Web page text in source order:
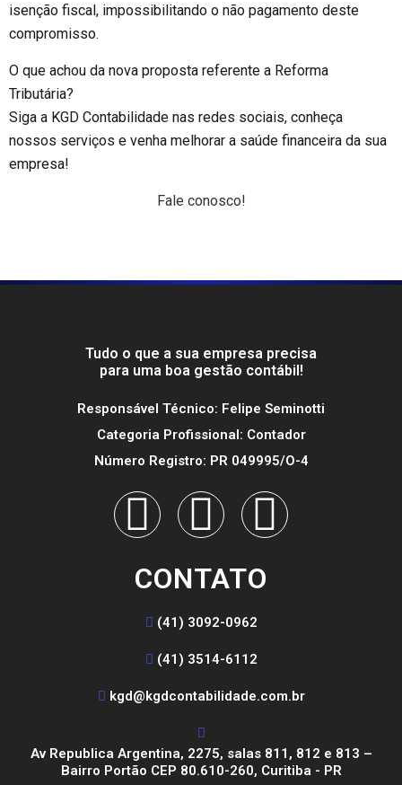
isenção fiscal, impossibilitando o não pagamento deste
compromisso.
O que achou da nova proposta referente a Reforma
Tributária?
Siga a KGD Contabilidade nas redes sociais, conheça
nossos serviços e venha melhorar a saúde financeira da sua
empresa!
Fale conosco!
Tudo o que a sua empresa precisa
para uma boa gestão contábil!
Responsável Técnico: Felipe Seminotti
Categoria Profissional: Contador
Número Registro: PR 049995/O-4
CONTATO
(41) 3092-0962
(41) 3514-6112
kgd@kgdcontabilidade.com.br
Av Republica Argentina, 2275, salas 811, 812 e 813 –
Bairro Portão CEP 80.610-260, Curitiba - PR